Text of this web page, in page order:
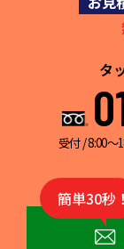
タ
受付 / 8:00
簡単30秒！